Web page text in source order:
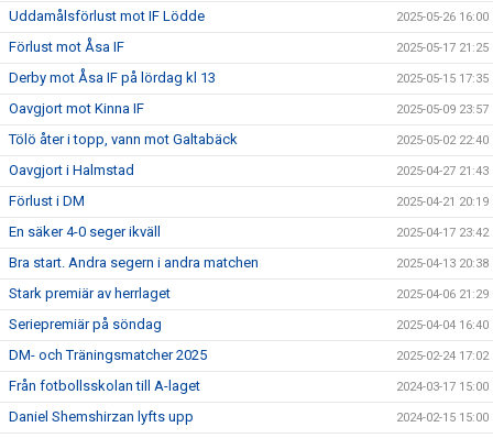
Uddamålsförlust mot IF Lödde 2025-05-26 16:00
Förlust mot Åsa IF 2025-05-17 21:25
Derby mot Åsa IF på lördag kl 13 2025-05-15 17:35
Oavgjort mot Kinna IF 2025-05-09 23:57
Tölö åter i topp, vann mot Galtabäck 2025-05-02 22:40
Oavgjort i Halmstad 2025-04-27 21:43
Förlust i DM 2025-04-21 20:19
En säker 4-0 seger ikväll 2025-04-17 23:42
Bra start. Andra segern i andra matchen 2025-04-13 20:38
Stark premiär av herrlaget 2025-04-06 21:29
Seriepremiär på söndag 2025-04-04 16:40
DM- och Träningsmatcher 2025 2025-02-24 17:02
Från fotbollsskolan till A-laget 2024-03-17 15:00
Daniel Shemshirzan lyfts upp 2024-02-15 15:00